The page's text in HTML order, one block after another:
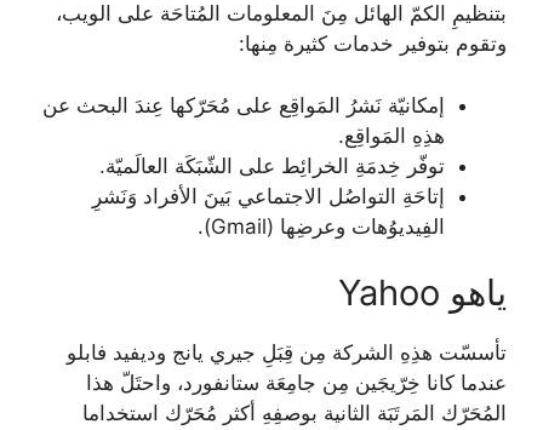
بتنظيمِ الكمّ الهائل مِنَ المعلومات المُتاحَة على الويب،
وتقوم بتوفير خدمات كثيرة مِنها:
إمكانيّة نَشرُ المَواقِع على مُحَرّكها عِندَ البحث عن
هذِهِ المَواقِع.
توفّر خِدمَةِ الخرائِط على الشّبَكَة العالَميّة.
إتاحَةِ التواصُل الاجتماعي بَينَ الأفراد وَنَشرِ
الفِيديوُهات وعرضِها (Gmail).
ياهو Yahoo
تأسسّت هذِهِ الشركة مِن قِبَلِ جيري يانج وديفيد فابلو
عندما كانا خِرّيجَين مِن جامِعَة ستانفورد، واحتَلّ هذا
المُحَرّك المَرتَبَة الثانية بوصفِهِ أكثر مُحَرّك استخداما